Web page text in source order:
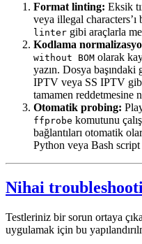
Format linting: Eksik
veya illegal
linter gibi araçlarla
Kodlama
without BOM olarak
yazın. Dosya
IPTV veya SS IPTV
tamamen reddetmesine
Otomatik probing:
ffprobe komutunu
bağlantıları otomatik
Python veya Bash script
Nihai
Testleriniz bir sorun ortaya
uygulamak için bu